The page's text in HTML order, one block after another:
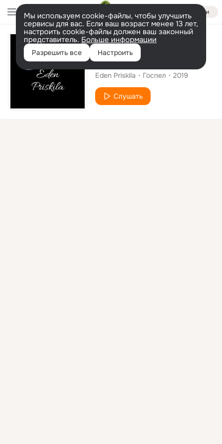
Войти
Мы используем cookie-файлы, чтобы улучшить
сервисы для вас. Если ваш возраст менее 13 лет,
настроить cookie-файлы должен ваш законный
представитель. Больше информации
Разрешить все Настроить
Сингл
Bila-ku Berdoa
Eden Priskila Госпел 2019
Слушать